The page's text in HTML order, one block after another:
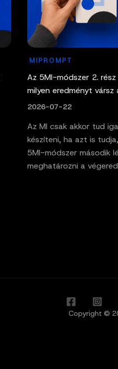
MIPROMPT
Az 5MI-módszer 2.
milyen eredményt
2026-07-22
Az MI csak akkor tud
készíteni, ha azt is
5MI-módszer második
meghatározni a
Copyright ©